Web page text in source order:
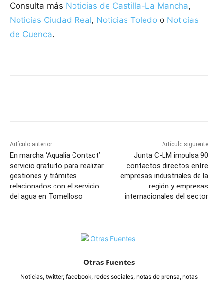
Consulta más Noticias de Castilla-La Mancha,
Noticias Ciudad Real, Noticias Toledo o Noticias
de Cuenca.
Artículo anterior
En marcha ‘Aqualia Contact’
servicio gratuito para realizar
gestiones y trámites
relacionados con el servicio
del agua en Tomelloso
Artículo siguiente
Junta C-LM impulsa 90
contactos directos entre
empresas industriales de la
región y empresas
internacionales del sector
Otras Fuentes
Noticias, twitter, facebook, redes sociales, notas de prensa, notas